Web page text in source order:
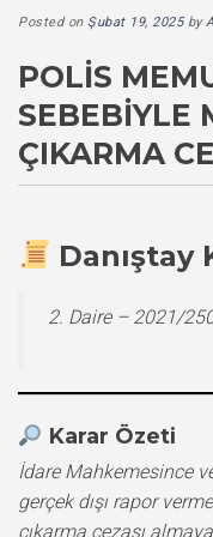
Posted on Şubat 19, 2025by
POLIS
SEBEBIYLE
ÇIKARMA
Danıştay
2. Daire – 2021/
Karar Özeti
İdare Mahkemesince
gerçek dışı rapor
çıkarma cezası